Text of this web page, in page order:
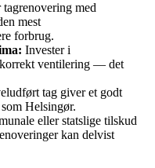
med
mest
forbrug.
Invester i
korrekt ventilering — det
tag giver et godt
Helsingør.
eller statslige tilskud
kan delvist